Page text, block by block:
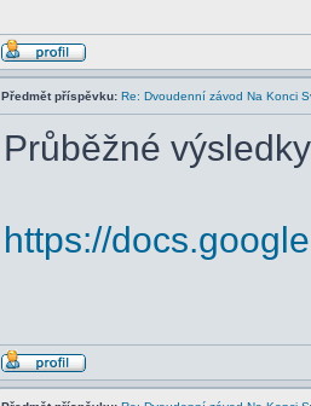
Předmět příspěvku: Re: Dvoudenní závod Na Konci
Průběžné
https://